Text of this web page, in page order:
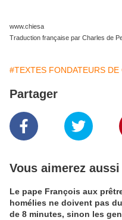
www.chiesa
Traduction française par Charles de
#TEXTES FONDATEURS DE
Partager
Vous aimerez aussi
Le pape François aux
homélies ne doivent pas
de 8 minutes, sinon les